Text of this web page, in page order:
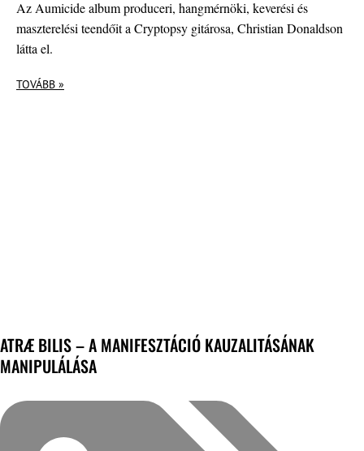
Az Aumicide album produceri, hangmérnöki, keverési és
maszterelési teendőit a Cryptopsy gitárosa, Christian Donaldson
látta el.
TOVÁBB »
ATRÆ BILIS – A MANIFESZTÁCIÓ KAUZALITÁSÁNAK
MANIPULÁLÁSA